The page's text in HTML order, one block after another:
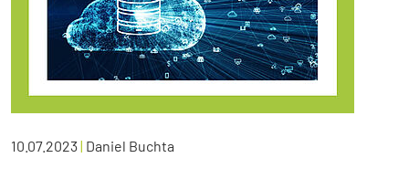
10.07.2023| Daniel Buchta